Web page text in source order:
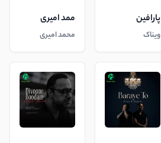
پارافین
ویناک
ممد امیری
محمد امیری